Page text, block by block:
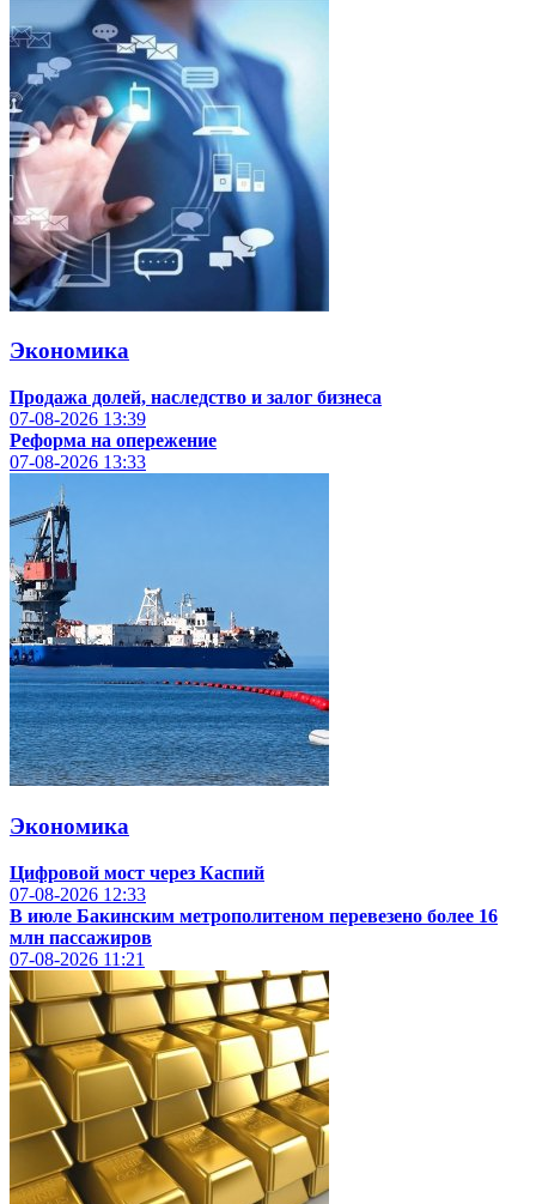
Экономика
Продажа долей, наследство и залог бизнеса
07-08-2026 13:39
Реформа на опережение
07-08-2026 13:33
Экономика
Цифровой мост через Каспий
07-08-2026 12:33
В июле Бакинским метрополитеном перевезено более 16
млн пассажиров
07-08-2026 11:21